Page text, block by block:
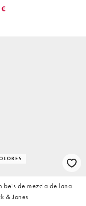
€
beis de mezcla de lana
& Jones